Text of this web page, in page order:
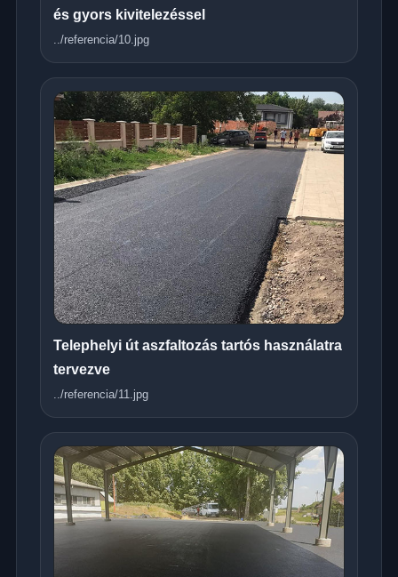
és gyors kivitelezéssel
../referencia/10.jpg
Telephelyi út aszfaltozás tartós használatra
tervezve
../referencia/11.jpg